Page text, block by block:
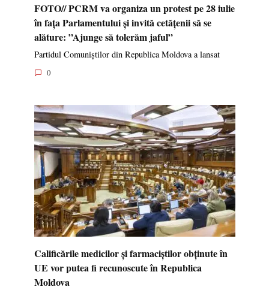
FOTO// PCRM va organiza un protest pe 28 iulie
în fața Parlamentului și invită cetățenii să se
alăture: ”Ajunge să tolerăm jaful”
Partidul Comuniștilor din Republica Moldova a lansat
0
Calificările medicilor și farmaciștilor obținute în
UE vor putea fi recunoscute în Republica
Moldova